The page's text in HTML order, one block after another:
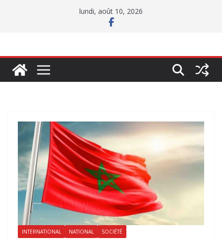
lundi, août 10, 2026
INTERNATIONAL NATIONAL SOCIÉTÉ